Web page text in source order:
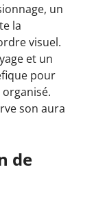
un
la
visuel.
et un
pour
son aura
de